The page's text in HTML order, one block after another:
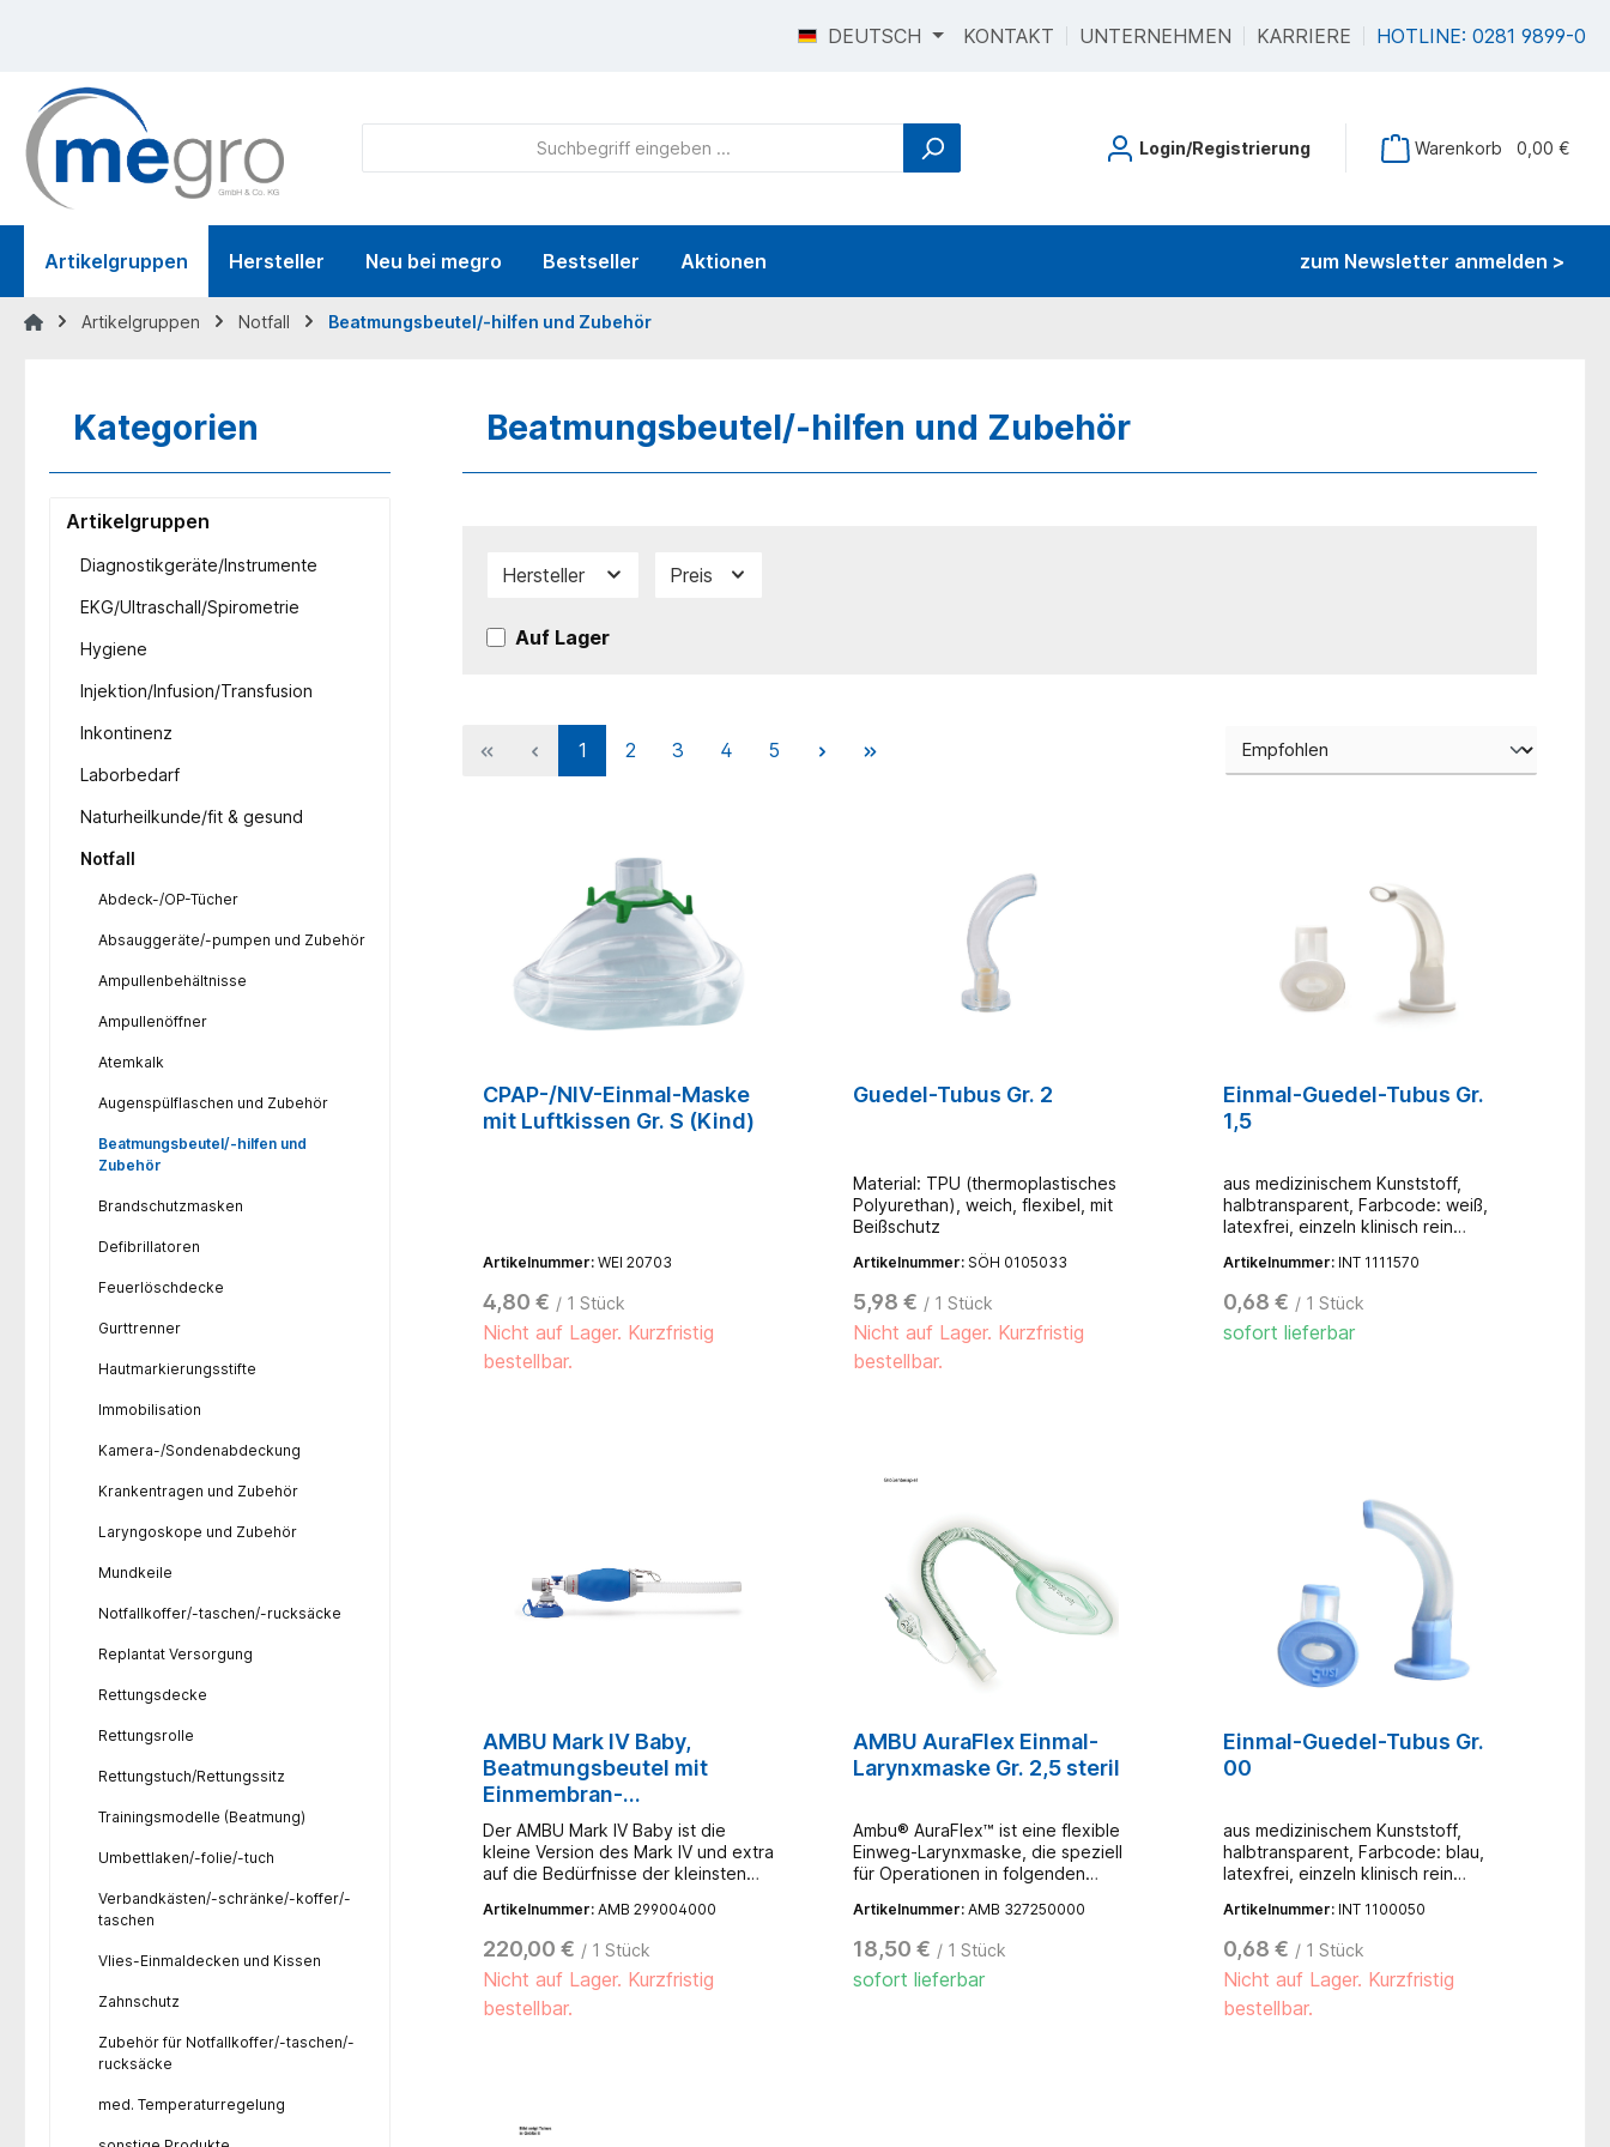
DEUTSCH KONTAKT UNTERNEHMEN KARRIERE HOTLINE: 0281 9899-0
Login/Registrierung Warenkorb 0,00 €
zum Newsletter anmelden >
Artikelgruppen Hersteller Neu bei megro Bestseller Aktionen
Artikelgruppen Notfall Beatmungsbeutel/-hilfen und Zubehör
Kategorien
Artikelgruppen
Diagnostikgeräte/Instrumente
EKG/Ultraschall/Spirometrie
Hygiene
Injektion/Infusion/Transfusion
Inkontinenz
Laborbedarf
Naturheilkunde/fit & gesund
Notfall
Abdeck-/OP-Tücher
Absauggeräte/-pumpen und Zubehör
Ampullenbehältnisse
Ampullenöffner
Atemkalk
Augenspülflaschen und Zubehör
Beatmungsbeutel/-hilfen und
Zubehör
Brandschutzmasken
Defibrillatoren
Feuerlöschdecke
Gurttrenner
Hautmarkierungsstifte
Immobilisation
Kamera-/Sondenabdeckung
Krankentragen und Zubehör
Laryngoskope und Zubehör
Mundkeile
Notfallkoffer/-taschen/-rucksäcke
Replantat Versorgung
Rettungsdecke
Rettungsrolle
Rettungstuch/Rettungssitz
Trainingsmodelle (Beatmung)
Umbettlaken/-folie/-tuch
Verbandkästen/-schränke/-koffer/-
taschen
Vlies-Einmaldecken und Kissen
Zahnschutz
Zubehör für Notfallkoffer/-taschen/-
rucksäcke
med. Temperaturregelung
Beatmungsbeutel/-hilfen und Zubehör
Hersteller Preis
Auf Lager
1 2 3 4 5
CPAP-/NIV-Einmal-Maske
mit Luftkissen Gr. S (Kind)
Artikelnummer: WEI 20703
4,80 € / 1 Stück
Nicht auf Lager. Kurzfristig
bestellbar.
Guedel-Tubus Gr. 2
Material: TPU (thermoplastisches
Polyurethan), weich, flexibel, mit
Beißschutz
Artikelnummer: SÖH 0105033
5,98 € / 1 Stück
Nicht auf Lager. Kurzfristig
bestellbar.
Einmal-Guedel-Tubus Gr.
1,5
aus medizinischem Kunststoff,
halbtransparent, Farbcode: weiß,
latexfrei, einzeln klinisch rein
Artikelnummer: INT 1111570
0,68 € / 1 Stück
sofort lieferbar
AMBU Mark IV Baby,
Beatmungsbeutel mit
Einmembran-
Patientenventil und O2-
Reservoirschlauch,
Der AMBU Mark IV Baby ist die
kleine Version des Mark IV und extra
auf die Bedürfnisse der kleinsten
Doppelkammerprinzip (Innenkörper
mit elastischer Außenhülle)
ermöglicht dem Anwender den
Beatmungsdruck zu fühlen, was die
Beatmung sicherer macht. Alternativ
Mark IV Baby den gleichen PEEP-
Artikelnummer: AMB 299004000
220,00 € / 1 Stück
Nicht auf Lager. Kurzfristig
bestellbar.
AMBU AuraFlex Einmal-
Larynxmaske Gr. 2,5 steril
Ambu® AuraFlex™ ist eine flexible
Einweg-Larynxmaske, die speziell
für Operationen in folgenden
Zahnmedizin sowie Operationen im
Kopf- und Halsbereich geeignet ist.
Die hohe Flexibilität des verstärkten
Tubus ermöglicht eine einfache
Artikelnummer: AMB 327250000
18,50 € / 1 Stück
sofort lieferbar
Einmal-Guedel-Tubus Gr.
00
aus medizinischem Kunststoff,
halbtransparent, Farbcode: blau,
latexfrei, einzeln klinisch rein
Artikelnummer: INT 1100050
0,68 € / 1 Stück
Nicht auf Lager. Kurzfristig
bestellbar.